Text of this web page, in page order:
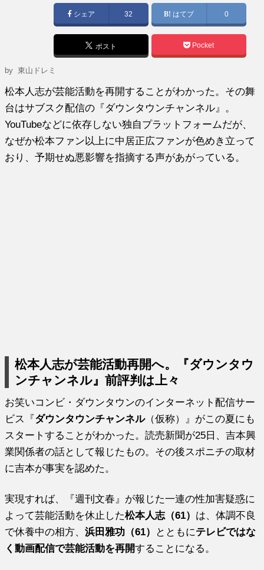
シェア 32 はてブ 0
ポスト Pocket
by 東山ドレミ
松本人志が芸能活動を再開することがわかった。その舞
台はサブスク配信の『ダウンタウンチャンネル』。
YouTubeなどに依存しない独自プラットフォームだが、
なぜか松本ファン以上に中居正広ファンが色めき立って
おり、予期せぬ悪影響を指摘する声があがっている。
松本人志が芸能活動再開へ。『ダウンタウ
ンチャンネル』前評判は上々
お笑いコンビ・ダウンタウンのインターネット配信サー
ビス『ダウンタウンチャンネル（仮称）』がこの夏にも
スタートすることがわかった。読売新聞が25日、吉本興
業関係者の話として報じたもの。その後スポニチの取材
に吉本が事実を認めた。
実現すれば、『週刊文春』が報じた一連の性加害疑惑に
よって芸能活動を休止した松本人志（61） は、体調不良
で休養中の相方、浜田雅功（61） とともにテレビではな
く動画配信で芸能活動を再開することになる。